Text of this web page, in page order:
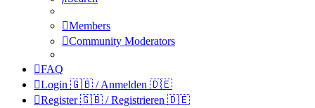
Members
Community Moderators
FAQ
Login 🇬🇧 / Anmelden 🇩🇪
Register 🇬🇧 / Registrieren 🇩🇪